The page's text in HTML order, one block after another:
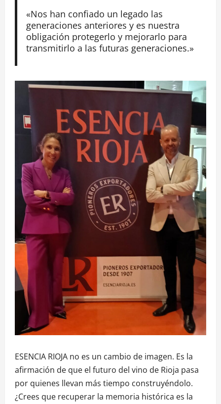
«Nos han confiado un legado las
generaciones anteriores y es nuestra
obligación protegerlo y mejorarlo para
transmitirlo a las futuras generaciones.»
ESENCIA RIOJA no es un cambio de imagen. Es la
afirmación de que el futuro del vino de Rioja pasa
por quienes llevan más tiempo construyéndolo.
¿Crees que recuperar la memoria histórica es la